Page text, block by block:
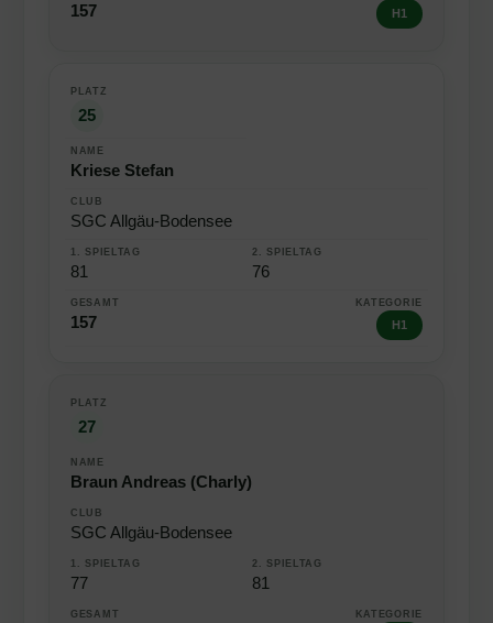
157 H1
25
Kriese Stefan
SGC Allgäu-Bodensee
81 76
157 H1
27
Braun Andreas (Charly)
SGC Allgäu-Bodensee
77 81